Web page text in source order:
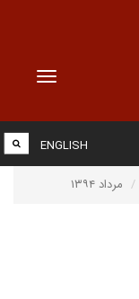
Toggle
ENGLISH
مرداد ۱۳۹۴